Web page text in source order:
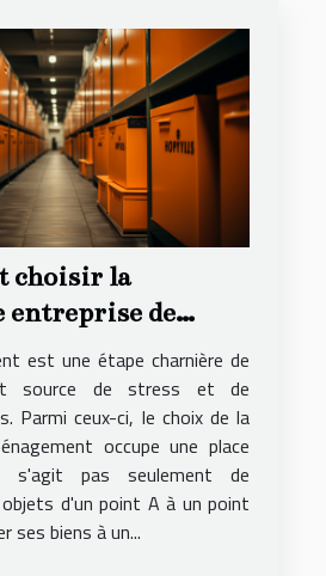
choisir la
entreprise de
pour un
fiable et
est une étape charnière de
source de stress et de
Parmi ceux-ci, le choix de la
occupe une place
s'agit pas seulement de
d'un point A à un point
ses biens à un...